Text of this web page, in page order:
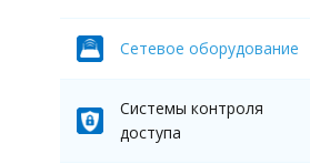
Сетевое оборудование
Системы контроля
доступа